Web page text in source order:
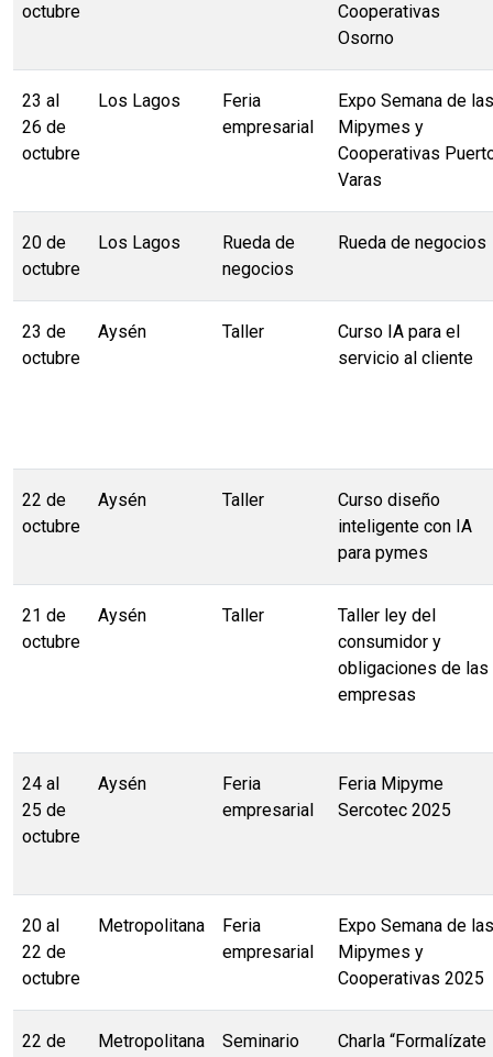
octubre
Cooperativas
Osorno
23 al
26 de
octubre
Los Lagos
Feria
empresarial
Expo Semana de las
Mipymes y
Cooperativas
Varas
20 de
octubre
Los Lagos
Rueda de
negocios
Rueda de negocios
23 de
octubre
Aysén Taller
Curso IA para el
servicio al cliente
22 de
octubre
Aysén Taller
Curso diseño
inteligente con IA
para pymes
21 de
octubre
Aysén Taller
Taller ley del
consumidor y
obligaciones de las
empresas
24 al
25 de
octubre
Aysén
Feria
empresarial
Feria Mipyme
Sercotec 2025
20 al
22 de
octubre
Metropolitana
Feria
empresarial
Expo Semana de las
Mipymes y
Cooperativas 2025
22 de Metropolitana Seminario Charla “Formalízate